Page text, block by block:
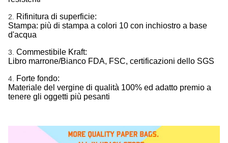
2.
Rifinitura di superficie:
Stampa: più di stampa a colori 10 con inchiostro a base
d'acqua
3. Commestibile Kraft:
Libro marrone/Bianco FDA, FSC, certificazioni dello SGS
4.
Forte fondo:
Materiale del vergine di qualità 100% ed adatto premio a
tenere gli oggetti più pesanti